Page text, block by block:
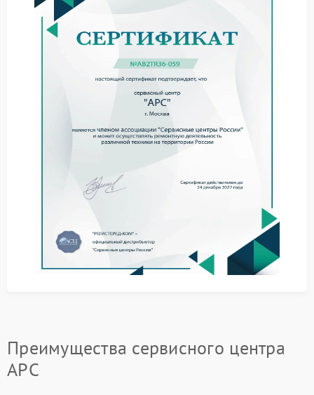
Возможные причины
Износ элементов питания со временем приводит к
высоких температур или перепадов напряжения.
Правильная эксплуатация и периодический
контроль помогают отслеживать состояние.
Что делать при возникновении
неполадок
Полезные рекомендации
В первую очередь отключите нагрузку и проверьте
подключение кабелей. Избегайте самостоятельной
Обратитесь в специализированную организацию
для точного определения причины.
Ремонт APC в таких случаях требует
Когда обращаться в сервис
Преимущества сервисного центра
APC